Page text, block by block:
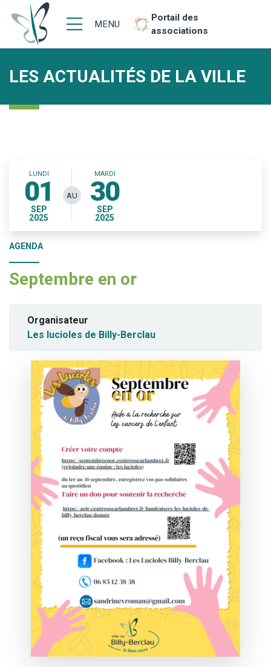
MENU
Portail des
associations
LES ACTUALITÉS DE LA VILLE
LUNDI
01
SEP
2025
AU
MARDI
30
SEP
2025
AGENDA
Septembre en or
Organisateur
Les lucioles de Billy-Berclau